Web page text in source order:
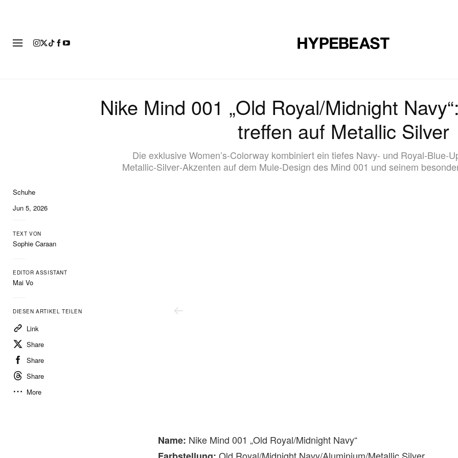
Nike Mind 001 „Old Royal/Midnight
treffen auf Metallic Silver
Die exklusive Women’s-Colorway kombiniert ein tiefes Navy- und
Metallic‑Silver‑Akzenten auf dem Mule-Design des Mind 001 und seinem
Schuhe
Jun 5, 2026
TEXT VON
Sophie Caraan
EDITOR ASSISTANT
Mai Vo
DIESEN ARTIKEL TEILEN
Link
Share
Share
Share
More
Name: Nike Mind 001 „Old Royal/Midnight Navy“